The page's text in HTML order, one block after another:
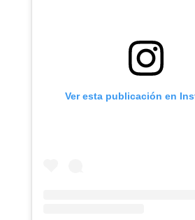
Ver esta publicación en